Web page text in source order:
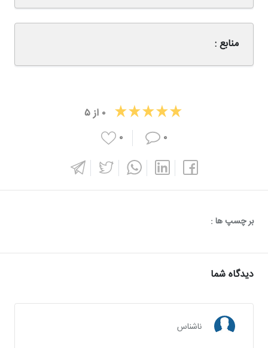
منابع :
۰ از۵
۰
۰
بر چسپ ها :
دیدگاه شما
ناشناس